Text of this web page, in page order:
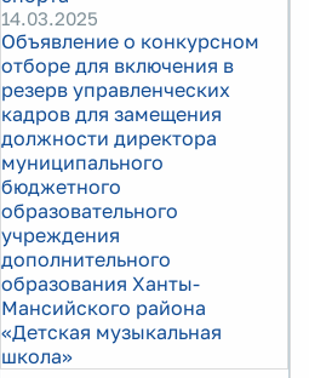
14.03.2025
Объявление о конкурсном
отборе для включения в
резерв управленческих
кадров для замещения
должности директора
муниципального
бюджетного
образовательного
учреждения
дополнительного
образования Ханты-
Мансийского района
«Детская музыкальная
школа»